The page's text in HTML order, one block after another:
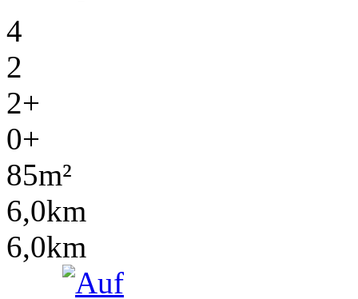
4
2
2+
0+
85m²
6,0km
6,0km